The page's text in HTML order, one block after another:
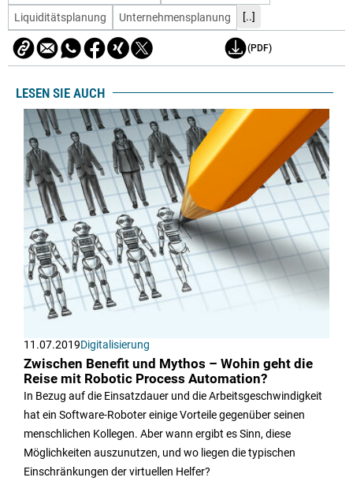
Liquiditätsplanung
Unternehmensplanung [..]
(PDF)
LESEN SIE AUCH
11.07.2019Digitalisierung
Zwischen Benefit und Mythos – Wohin geht die
Reise mit Robotic Process Automation?
In Bezug auf die Einsatzdauer und die Arbeitsgeschwindigkeit
hat ein Software-Roboter einige Vorteile gegenüber seinen
menschlichen Kollegen. Aber wann ergibt es Sinn, diese
Möglichkeiten auszunutzen, und wo liegen die typischen
Einschränkungen der virtuellen Helfer?